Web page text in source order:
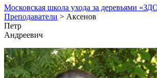
Московская школа ухода за деревьями
Преподаватели > Аксенов
Петр
Андреевич